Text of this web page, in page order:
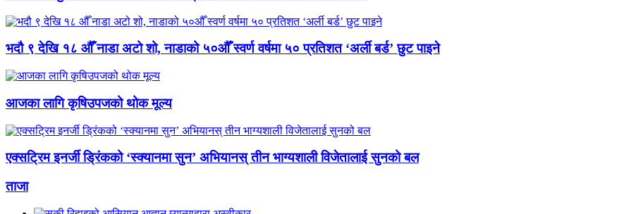
भदौ ९ देखि १८ औँ नाडा अटो शो, नाडाको ५०औँ स्वर्ण वर्षमा ५० प्रतिशत ‘अर्ली बर्ड’ छुट पाइने
आजका लागि कृषिउपजको थोक मूल्य
एक्सट्रिम इनर्जी ड्रिंकको ‘स्क्यानमा सुन’ अभियानस् तीन भाग्यशाली विजेतालाई सुनको बल
ताजा